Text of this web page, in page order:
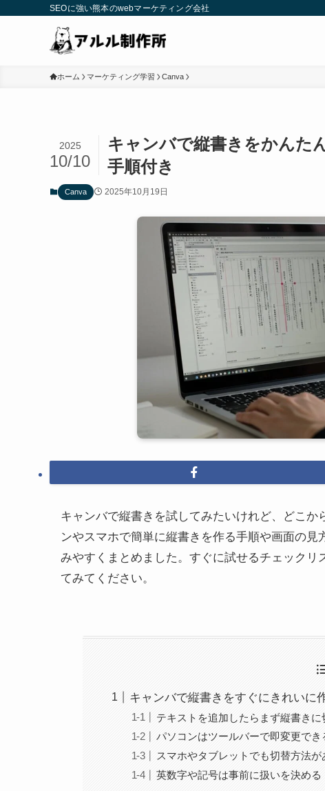
SEOに強い熊本のwebマーケティング会社
ホーム マーケティング学習 Canva
キャンバで縦書きをかんた
手順付き
2025
10/10
Canva 2025年10月19日
キャンバで縦書きを試してみたいけれど、どこ
ンやスマホで簡単に縦書きを作る手順や画面の
みやすくまとめました。すぐに試せるチェック
てみてください。
キャンバで縦書きをすぐにきれいに
テキストを追加したらまず縦書きに
パソコンはツールバーで即変更でき
スマホやタブレットでも切替方法が
英数字や記号は事前に扱いを決める